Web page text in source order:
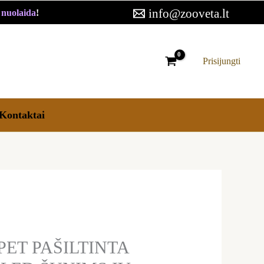
! info@zooveta.lt
Prisijungti
PAŠILTINTA
through